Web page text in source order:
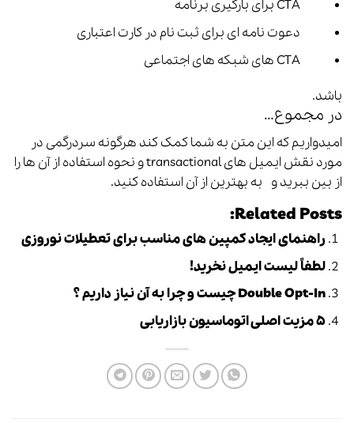
دعوت نامه ای برای ثبت نام در کارت اعتباری
باشد.
در مجموع…
امیدواریم که این متن به شما کمک کند هرگونه سردرگمی در
مورد نقش ایمیل های transactional و نحوه استفاده از آن ها را
از بین ببرید و به بهترین از آن استفاده کنید.
Related Posts:
راهنمای ایجاد کمپین های مناسب برای تعطیلات نوروزی
لطفاً لیست ایمیل نخرید!
Double Opt-In چیست و چرا به آن نیاز داریم ؟
۵ مزیت اصلی اتوماسیون بازاریابی